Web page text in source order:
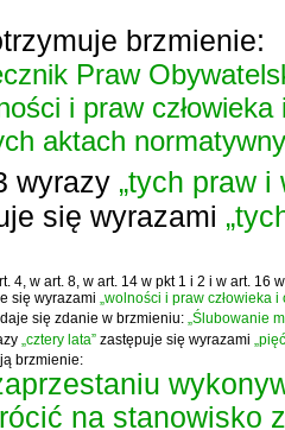
brzmienie:
Praw
i praw
aktach
wyrazy „tych praw i
się wyrazami
4, w art. 8, w art. 14 w pkt 1 i 2 i w art.
się wyrazami „wolności i praw człowieka i
się zdanie w brzmieniu: „Ślubowanie
„cztery lata” zastępuje się wyrazami
brzmienie:
na stanowisko